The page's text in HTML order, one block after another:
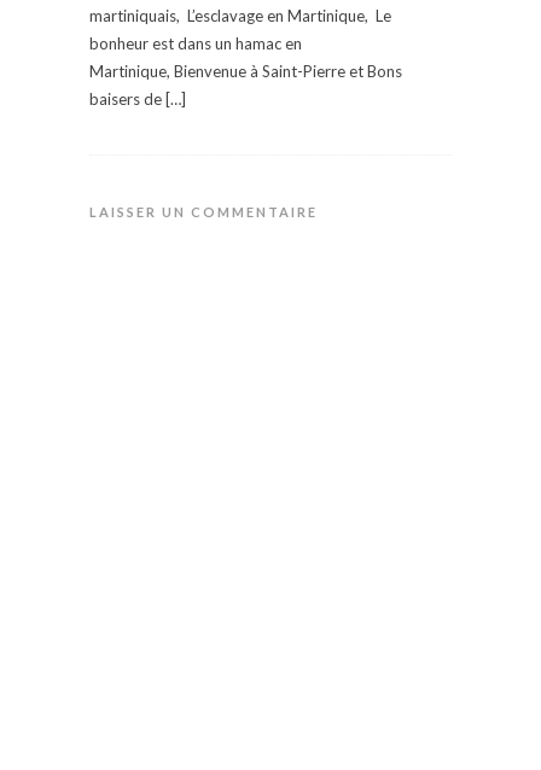
martiniquais, L’esclavage en Martinique, Le
bonheur est dans un hamac en
Martinique, Bienvenue à Saint-Pierre et Bons
baisers de […]
LAISSER UN COMMENTAIRE